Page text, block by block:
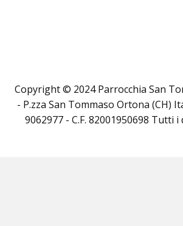
Copyright © 2024 Parrocchia San
- P.zza San Tommaso Ortona (CH)
9062977 - C.F. 82001950698 Tutti